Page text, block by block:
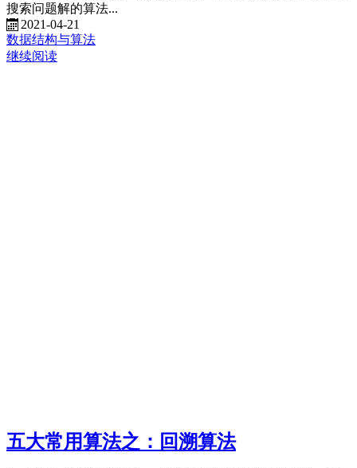
搜索问题解的算法...
2021-04-21
数据结构与算法
继续阅读
五大常用算法之：回溯算法